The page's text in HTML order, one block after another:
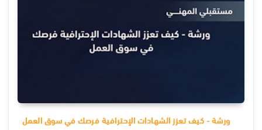
ورشة - كيف تعزز الشهادات الإحترافية فرصك في سوق العمل